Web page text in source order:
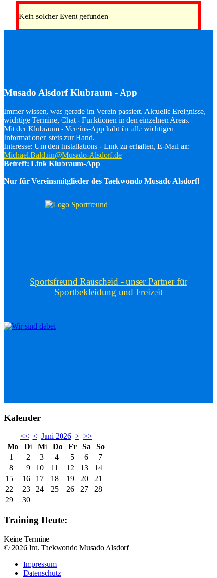
Kein solcher Event gefunden
Musado Alsdorf Klubraum - App
Immer wissen, was gerade im Verein passiert. Aktuelle Ereignisse,
wichtige Termine, Chat - Funktionen in den einzelnen Areas.
Mit der Klubraum - Vereins-App habt ihr alle wichtigen
Informationen stets zur Hand.
Interesse: Um den Installations - Link zu erhalten, E-Mail an:
Michael.Balduin@Musado-Alsdorf.de
Betreff: Link Klubraum-App
Nur für Vereinsmitglieder des Taekwondo Musado Alsdorf!
Sportsfreund Rauscheid - unser Partner für
Sportbekleidung und Freizeit
Kalender
<< < Juni 2026 > >>
Mo
Di Mi Do Fr Sa
So
1
2 3 4 5 6
7
8
9 10 11 12 13
14
15
16 17 18 19 20
21
22
23 24 25 26 27
28
29
30
Training Heute:
Keine Termine
© 2026 Int. Taekwondo Musado Alsdorf
Impressum
Datenschutz